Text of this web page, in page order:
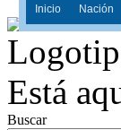
Inicio Nación
Está
Buscar